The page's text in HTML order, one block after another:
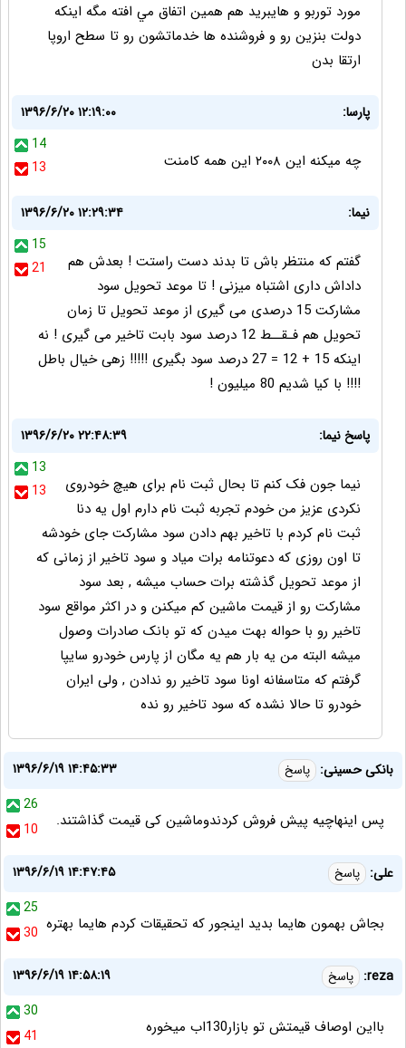
مورد توربو و هايبريد هم همين اتفاق مي افته مگه اينكه
دولت بنزين رو و فروشنده ها خدماتشون رو تا سطح اروپا
ارتقا بدن
پارسا:
۱۳۹۶/۶/۲۰ ۱۲:۱۹:۰۰
14
13
چه میکنه این ۲۰۰۸ این همه کامنت
نیما:
۱۳۹۶/۶/۲۰ ۱۲:۲۹:۳۴
15
21
گفتم که منتظر باش تا بدند دست راستت ! بعدش هم
داداش داری اشتباه میزنی ! تا موعد تحویل سود
مشارکت 15 درصدی می گیری از موعد تحویل تا زمان
تحویل هم فـقــط 12 درصد سود بابت تاخیر می گیری ! نه
اینکه 15 + 12 = 27 درصد سود بگیری !!!!! زهی خیال باطل
!!!! با کیا شدیم 80 میلیون !
پاسخ نیما:
۱۳۹۶/۶/۲۰ ۲۲:۴۸:۳۹
13
13
نیما جون فک کنم تا بحال ثبت نام برای هیچ خودروی
نکردی عزیز من خودم تجربه ثبت نام دارم اول یه دنا
ثبت نام کردم با تاخیر بهم دادن سود مشارکت جای خودشه
تا اون روزی که دعوتنامه برات میاد و سود تاخیر از زمانی که
از موعد تحویل گذشته برات حساب میشه , بعد سود
مشارکت رو از قیمت ماشین کم میکنن و در اکثر مواقع سود
تاخیر رو با حواله بهت میدن که تو بانک صادرات وصول
میشه البته من یه بار هم یه مگان از پارس خودرو سایپا
گرفتم که متاسفانه اونا سود تاخیر رو ندادن , ولی ایران
خودرو تا حالا نشده که سود تاخیر رو نده
بانکی حسینی: پاسخ
۱۳۹۶/۶/۱۹ ۱۴:۴۵:۳۳
26
10
پس اینهاچیه پیش فروش کردندوماشین کی قیمت گذاشتند.
علی: پاسخ
۱۳۹۶/۶/۱۹ ۱۴:۴۷:۴۵
25
30 بجاش بهمون هایما بدید اینجور که تحقیقات کردم هایما بهتره
reza: پاسخ
۱۳۹۶/۶/۱۹ ۱۴:۵۸:۱۹
30
41
بااین اوصاف قیمتش تو بازار130اب میخوره